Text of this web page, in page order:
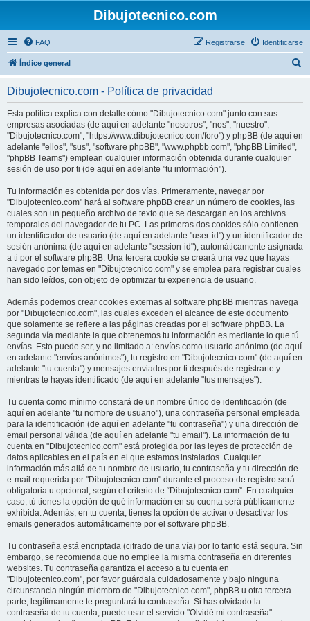
Dibujotecnico.com
FAQ Identificarse
Registrarse
Índice general
Dibujotecnico.com - Política de privacidad
Esta política explica con detalle cómo "Dibujotecnico.com" junto con sus
empresas asociadas (de aquí en adelante "nosotros", "nos", "nuestro",
"Dibujotecnico.com", "https://www.dibujotecnico.com/foro") y phpBB (de aquí en
adelante "ellos", "sus", "software phpBB", "www.phpbb.com", "phpBB Limited",
"phpBB Teams") emplean cualquier información obtenida durante cualquier
sesión de uso por ti (de aquí en adelante "tu información").
Tu información es obtenida por dos vías. Primeramente, navegar por
"Dibujotecnico.com" hará al software phpBB crear un número de cookies, las
cuales son un pequeño archivo de texto que se descargan en los archivos
temporales del navegador de tu PC. Las primeras dos cookies sólo contienen
un identificador de usuario (de aquí en adelante "user-id") y un identificador de
sesión anónima (de aquí en adelante "session-id"), automáticamente asignada
a ti por el software phpBB. Una tercera cookie se creará una vez que hayas
navegado por temas en "Dibujotecnico.com" y se emplea para registrar cuales
han sido leídos, con objeto de optimizar tu experiencia de usuario.
Además podemos crear cookies externas al software phpBB mientras navega
por "Dibujotecnico.com", las cuales exceden el alcance de este documento
que solamente se refiere a las páginas creadas por el software phpBB. La
segunda vía mediante la que obtenemos tu información es mediante lo que tú
envías. Esto puede ser, y no limitado a: envíos como usuario anónimo (de aquí
en adelante "envíos anónimos"), tu registro en "Dibujotecnico.com" (de aquí en
adelante "tu cuenta") y mensajes enviados por ti después de registrarte y
mientras te hayas identificado (de aquí en adelante "tus mensajes").
Tu cuenta como mínimo constará de un nombre único de identificación (de
aquí en adelante "tu nombre de usuario"), una contraseña personal empleada
para la identificación (de aquí en adelante "tu contraseña") y una dirección de
email personal válida (de aquí en adelante "tu email"). La información de tu
cuenta en "Dibujotecnico.com" está protegida por las leyes de protección de
datos aplicables en el país en el que estamos instalados. Cualquier
información más allá de tu nombre de usuario, tu contraseña y tu dirección de
e-mail requerida por "Dibujotecnico.com" durante el proceso de registro será
obligatoria u opcional, según el criterio de “Dibujotecnico.com”. En cualquier
caso, tú tienes la opción de qué información en su cuenta será públicamente
exhibida. Además, en tu cuenta, tienes la opción de activar o desactivar los
emails generados automáticamente por el software phpBB.
Tu contraseña está encriptada (cifrado de una vía) por lo tanto está segura. Sin
embargo, se recomienda que no emplee la misma contraseña en diferentes
websites. Tu contraseña garantiza el acceso a tu cuenta en
"Dibujotecnico.com", por favor guárdala cuidadosamente y bajo ninguna
circunstancia ningún miembro de "Dibujotecnico.com", phpBB u otra tercera
parte, legítimamente te preguntará tu contraseña. Si has olvidado la
contraseña de tu cuenta, puede usar el servicio "Olvidé mi contraseña"